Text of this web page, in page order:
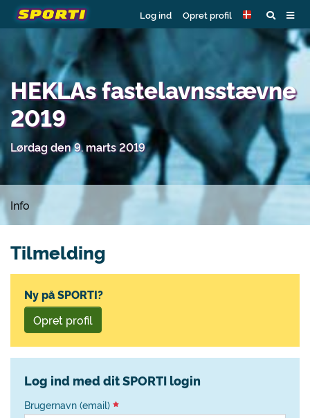
Log ind Opret profil
HEKLAs fastelavnsstævne
2019
Lørdag den 9. marts 2019
Info
Tilmelding
Ny på SPORTI?
Opret profil
Log ind med dit SPORTI login
Brugernavn (email)